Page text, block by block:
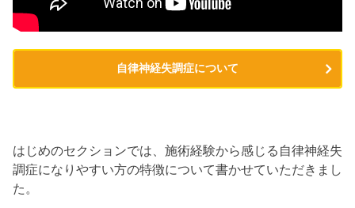
自律神経失調症について
はじめのセクションでは、施術経験から感じる自律神経失
調症になりやすい方の特徴について書かせていただきまし
た。